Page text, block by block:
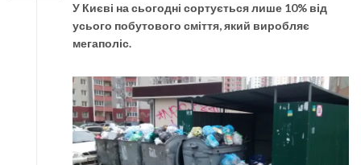
У Києві на сьогодні сортується лише 10% від
усього побутового сміття, який виробляє
мегаполіс.